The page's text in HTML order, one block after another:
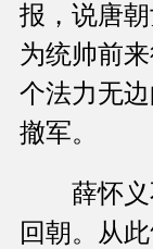
报，说唐
为统帅前
个法力无
撤军。
薛怀义
回朝。从